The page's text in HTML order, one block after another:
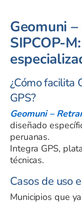
Geomuni
SIPCOP-
¿Cómo facilita
GPS?
Geomuni –
diseñado
peruanas.
Integra GPS,
técnicas.
Casos de uso
Municipios que